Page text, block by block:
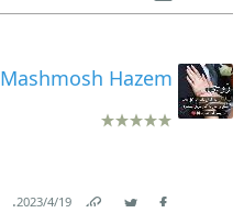
Mashmosh Hazem
19‏/4‏/2023
.